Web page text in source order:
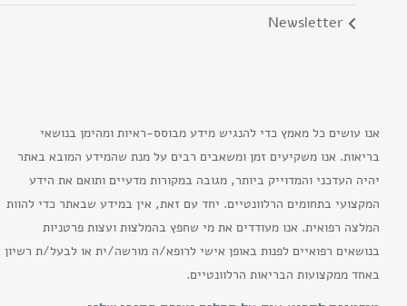
newsletter
אנו עושים כל מאמץ כדי להנגיש מידע מבוסס-ראיות ומהימן בנושאי
בריאות. אנו משקיעים זמן ומשאבים רבים על מנת שהמידע המובא באתר
יהיה העדכני והמדוייק ביותר, מגובה במקורות מדעיים ותואם את הידע
המקצועי בתחומים הרלוונטיים. יחד עם זאת, אין במידע שבאתר כדי להוות
המלצה רפואית. אנו מעודדים את מי שחפץ בהמלצות ועצות פרטניות
בנושאים רפואיים לפנות באופן אישי לרופא/ה מורשה/ית או לבעל/ת רשיון
באחד ממקצועות הבריאות הרלוונטיים.